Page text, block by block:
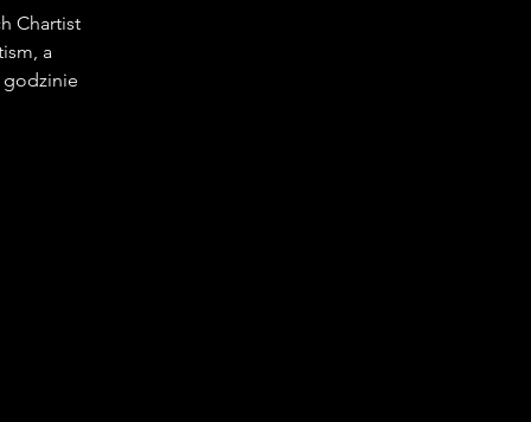
Chartist
a
godzinie